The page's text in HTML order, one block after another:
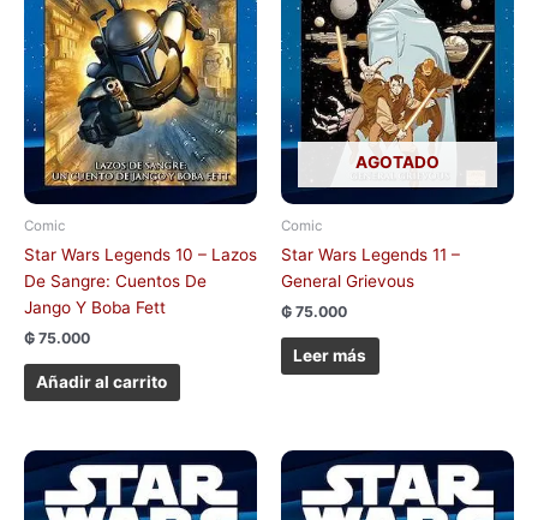
Comic
Star Wars Legends 10 – Lazos
De Sangre: Cuentos De
Jango Y Boba Fett
₲ 75.000
Añadir al carrito
AGOTADO
Comic
Star Wars Legends 11 –
General Grievous
₲ 75.000
Leer más